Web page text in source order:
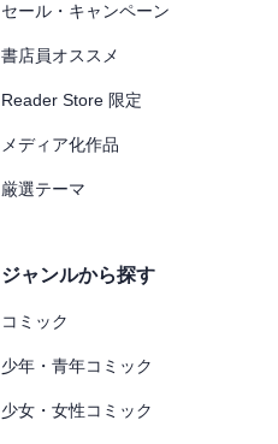
セール・キャンペーン
書店員オススメ
Reader Store 限定
メディア化作品
厳選テーマ
ジャンルから探す
コミック
少年・青年コミック
少女・女性コミック